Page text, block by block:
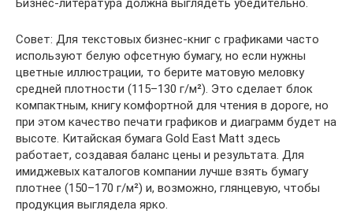
Бизнес-литература должна выглядеть убедительно.
Совет: Для текстовых бизнес-книг с графиками часто
используют белую офсетную бумагу, но если нужны
цветные иллюстрации, то берите матовую меловку
средней плотности (115–130 г/м²). Это сделает блок
компактным, книгу комфортной для чтения в дороге, но
при этом качество печати графиков и диаграмм будет на
высоте. Китайская бумага Gold East Matt здесь
работает, создавая баланс цены и результата. Для
имиджевых каталогов компании лучше взять бумагу
плотнее (150–170 г/м²) и, возможно, глянцевую, чтобы
продукция выглядела ярко.